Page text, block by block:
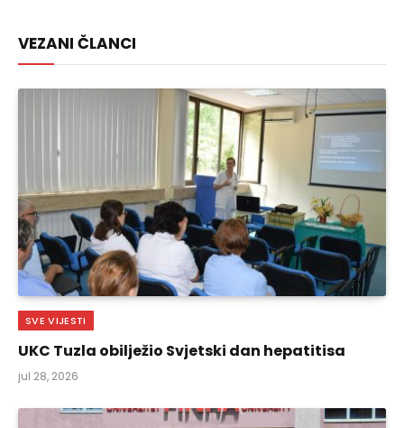
VEZANI ČLANCI
SVE VIJESTI
UKC Tuzla obilježio Svjetski dan hepatitisa
jul 28, 2026